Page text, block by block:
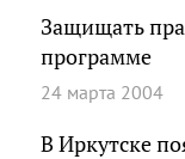
Защищать
программе
24 марта 2004
В Иркутске